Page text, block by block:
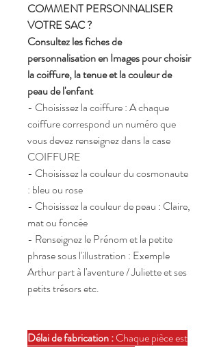
COMMENT PERSONNALISER
VOTRE SAC ?
Consultez les fiches de
personnalisation en Images pour choisir
la coiffure, la tenue et la couleur de
peau de l'enfant
- Choisissez la coiffure : A chaque
coiffure correspond un numéro que
vous devez renseignez dans la case
COIFFURE
- Choisissez la couleur du cosmonaute
: bleu ou rose
- Choisissez la couleur de peau : Claire,
mat ou foncée
- Renseignez le Prénom et la petite
phrase sous l'illustration : Exemple
Arthur part à l'aventure / Juliette et ses
petits trésors etc.
Délai de fabrication :Chaque pièce est